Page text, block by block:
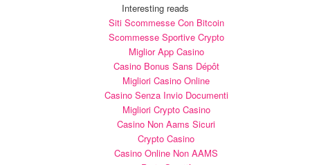
Interesting reads
Siti Scommesse Con Bitcoin
Scommesse Sportive Crypto
Miglior App Casino
Casino Bonus Sans Dépôt
Migliori Casino Online
Casino Senza Invio Documenti
Migliori Crypto Casino
Casino Non Aams Sicuri
Crypto Casino
Casino Online Non AAMS